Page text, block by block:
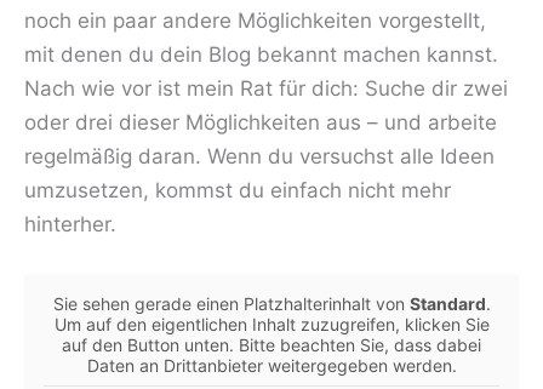
noch ein paar andere Möglichkeiten vorgestellt,
mit denen du dein Blog bekannt machen kannst.
Nach wie vor ist mein Rat für dich: Suche dir zwei
oder drei dieser Möglichkeiten aus – und arbeite
regelmäßig daran. Wenn du versuchst alle Ideen
umzusetzen, kommst du einfach nicht mehr
hinterher.
Sie sehen gerade einen Platzhalterinhalt von Standard.
Um auf den eigentlichen Inhalt zuzugreifen, klicken Sie
auf den Button unten. Bitte beachten Sie, dass dabei
Daten an Drittanbieter weitergegeben werden.